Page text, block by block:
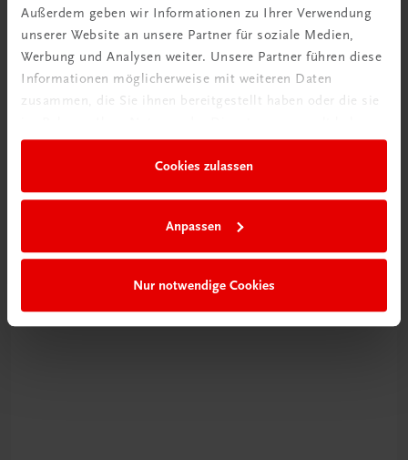
Außerdem geben wir Informationen zu Ihrer Verwendung
unserer Website an unsere Partner für soziale Medien,
Werbung und Analysen weiter. Unsere Partner führen diese
Informationen möglicherweise mit weiteren Daten
zusammen, die Sie ihnen bereitgestellt haben oder die sie
Cookies zulassen
Anpassen
Nur notwendige Cookies
Schon entdeckt?
Ratgeber Schulpraxis